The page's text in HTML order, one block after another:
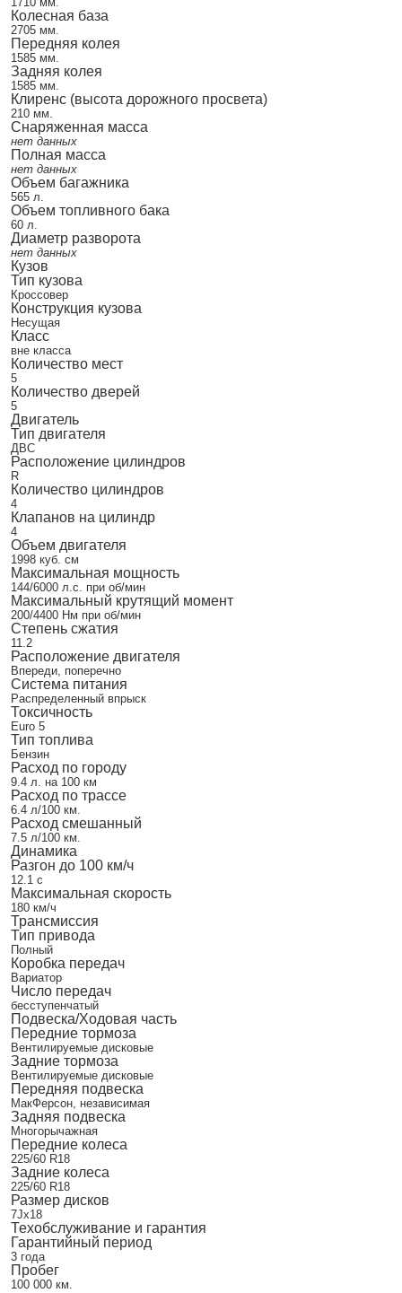
Колесная база
2705 мм.
Передняя колея
1585 мм.
Задняя колея
1585 мм.
Клиренс (высота дорожного просвета)
210 мм.
Снаряженная масса
нет данных
Полная масса
нет данных
Объем багажника
565 л.
Объем топливного бака
60 л.
Диаметр разворота
нет данных
Кузов
Тип кузова
Кроссовер
Конструкция кузова
Несущая
Класс
вне класса
Количество мест
5
Количество дверей
5
Двигатель
Тип двигателя
ДВС
Расположение цилиндров
R
Количество цилиндров
4
Клапанов на цилиндр
4
Объем двигателя
1998 куб. см
Максимальная мощность
144/6000 л.с. при об/мин
Максимальный крутящий момент
200/4400 Нм при об/мин
Степень сжатия
11.2
Расположение двигателя
Впереди, поперечно
Система питания
Распределенный впрыск
Токсичность
Euro 5
Тип топлива
Бензин
Расход по городу
9.4 л. на 100 км
Расход по трассе
6.4 л/100 км.
Расход смешанный
7.5 л/100 км.
Динамика
Разгон до 100 км/ч
12.1 с
Максимальная скорость
180 км/ч
Трансмиссия
Тип привода
Полный
Коробка передач
Вариатор
Число передач
бесступенчатый
Подвеска/Ходовая часть
Передние тормоза
Вентилируемые дисковые
Задние тормоза
Вентилируемые дисковые
Передняя подвеска
МакФерсон, независимая
Задняя подвеска
Многорычажная
Передние колеса
225/60 R18
Задние колеса
225/60 R18
Размер дисков
7Jx18
Техобслуживание и гарантия
Гарантийный период
3 года
Пробег
100 000 км.